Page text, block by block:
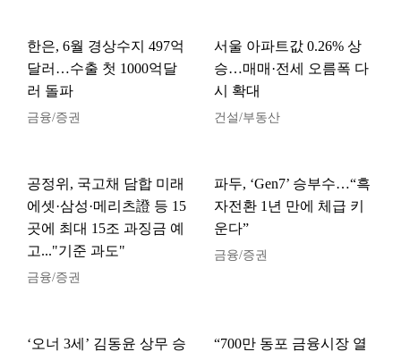
한은, 6월 경상수지 497억
달러…수출 첫 1000억달
러 돌파
금융/증권
서울 아파트값 0.26% 상
승…매매·전세 오름폭 다
시 확대
건설/부동산
공정위, 국고채 담합 미래
에셋·삼성·메리츠證 등 15
곳에 최대 15조 과징금 예
고..."기준 과도"
금융/증권
파두, ‘Gen7’ 승부수…“흑
자전환 1년 만에 체급 키
운다”
금융/증권
‘오너 3세’ 김동윤 상무 승
“700만 동포 금융시장 열